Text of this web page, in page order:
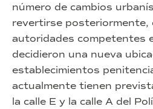
número de cambios
revertirse posteriormente,
autoridades competentes
decidieron una nueva
establecimientos
actualmente tienen
la calle E y la calle A del